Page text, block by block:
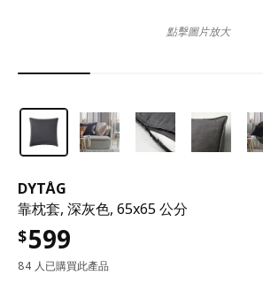
DYTÅG
靠枕套, 深灰色, 65x65 公分
$599
84 人已購買此產品
點擊圖片放大